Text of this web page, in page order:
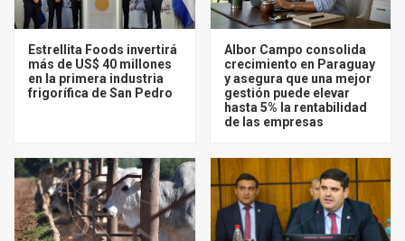
Estrellita Foods invertirá
más de US$ 40 millones
en la primera industria
frigorífica de San Pedro
Albor Campo consolida
crecimiento en Paraguay
y asegura que una mejor
gestión puede elevar
hasta 5% la rentabilidad
de las empresas